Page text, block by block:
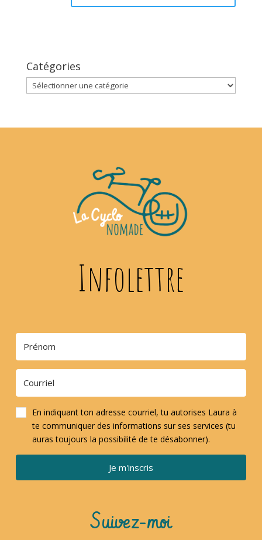
Catégories
Catégories
Infolettre
En indiquant ton adresse courriel, tu autorises Laura à
te communiquer des informations sur ses services (tu
auras toujours la possibilité de te désabonner).
Je m'inscris
Suivez-moi